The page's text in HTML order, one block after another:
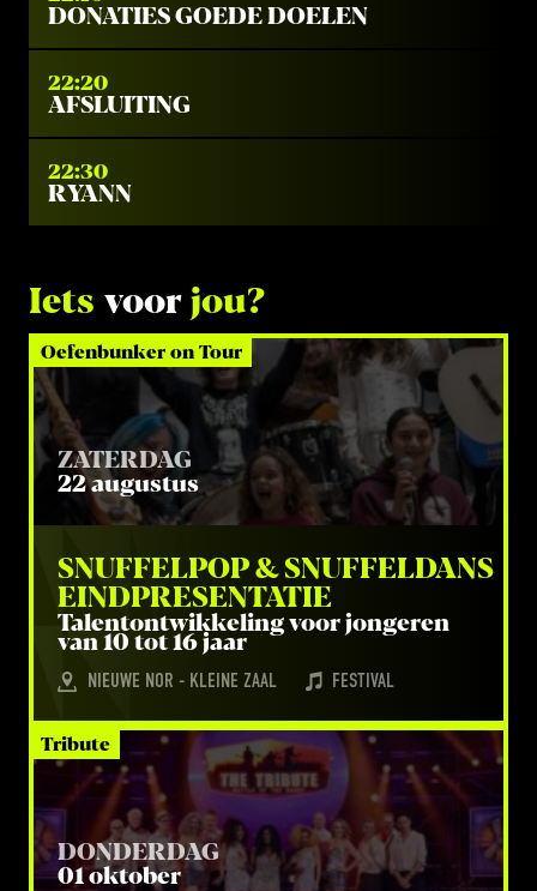
DONATIES GOEDE DOELEN
22:20
AFSLUITING
22:30
RYANN
Iets voor jou?
Oefenbunker on Tour
ZATERDAG
22 augustus
SNUF­FEL­POP & SNUF­FEL­DANS
EINDPRESENTATIE
Talen­t­ont­wik­ke­ling voor jon­ge­ren
van 10 tot16jaar
NIEUWE NOR - KLEINE ZAAL FESTIVAL
Tribute
DONDERDAG
01 oktober